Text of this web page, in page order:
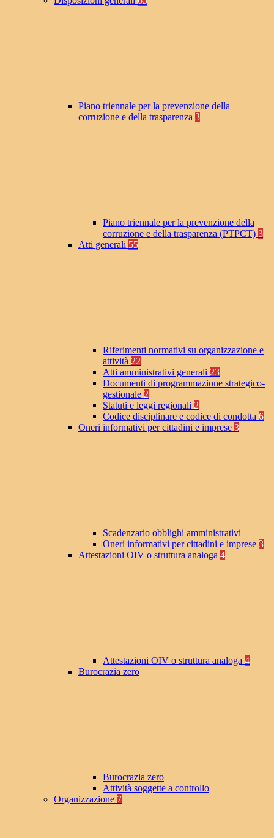
Piano triennale per la prevenzione della
corruzione e della trasparenza 3
Piano triennale per la prevenzione della
corruzione e della trasparenza (PTPCT) 3
Atti generali 55
Riferimenti normativi su organizzazione e
attività 22
Atti amministrativi generali 23
Documenti di programmazione strategico-
gestionale 2
Statuti e leggi regionali 2
Codice disciplinare e codice di condotta 6
Oneri informativi per cittadini e imprese 3
Scadenzario obblighi amministrativi
Oneri informativi per cittadini e imprese 3
Attestazioni OIV o struttura analoga 4
Attestazioni OIV o struttura analoga 4
Burocrazia zero
Burocrazia zero
Attività soggette a controllo
Organizzazione 7